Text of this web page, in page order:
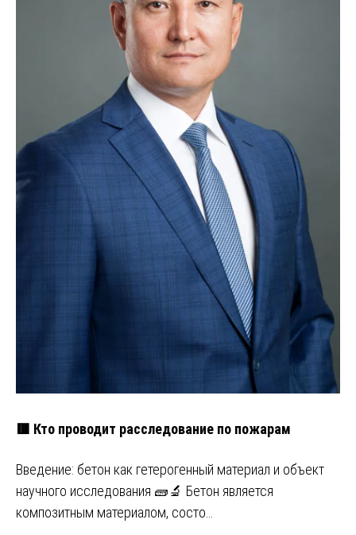
🟥 Кто проводит расследование по пожарам
Введение: бетон как гетерогенный материал и объект
научного исследования 🧱🔬 Бетон является
композитным материалом, состо…